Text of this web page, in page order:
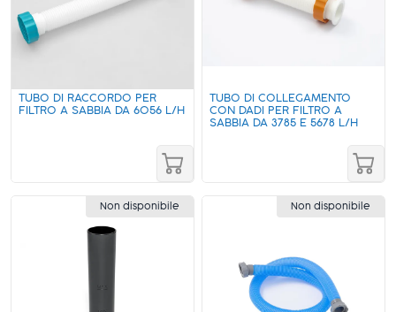
TUBO DI RACCORDO PER
FILTRO A SABBIA DA 6056 L/H
TUBO DI COLLEGAMENTO
CON DADI PER FILTRO A
SABBIA DA 3785 E 5678 L/H
Non disponibile Non disponibile